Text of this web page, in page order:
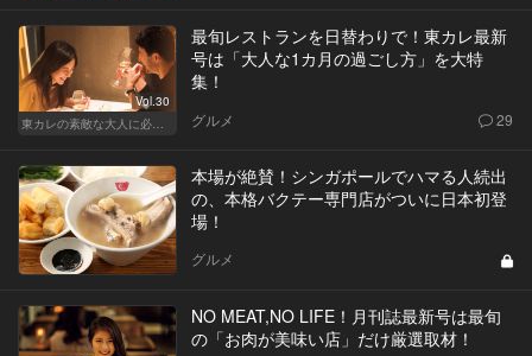
Vol.30
東カレの素敵な大人に必要なこと
最旬レストランを日替わりで！東カレ最新
号は「大人な1カ月の過ごし方」を大特
集！
グルメ 29
本場が絶賛！シンガポールでハマる人続出
の、本格バクテー専門店がついに日本初登
場！
グルメ
NO MEAT,NO LIFE！月刊誌最新号は最旬
の「お肉が美味い店」だけ厳選取材！